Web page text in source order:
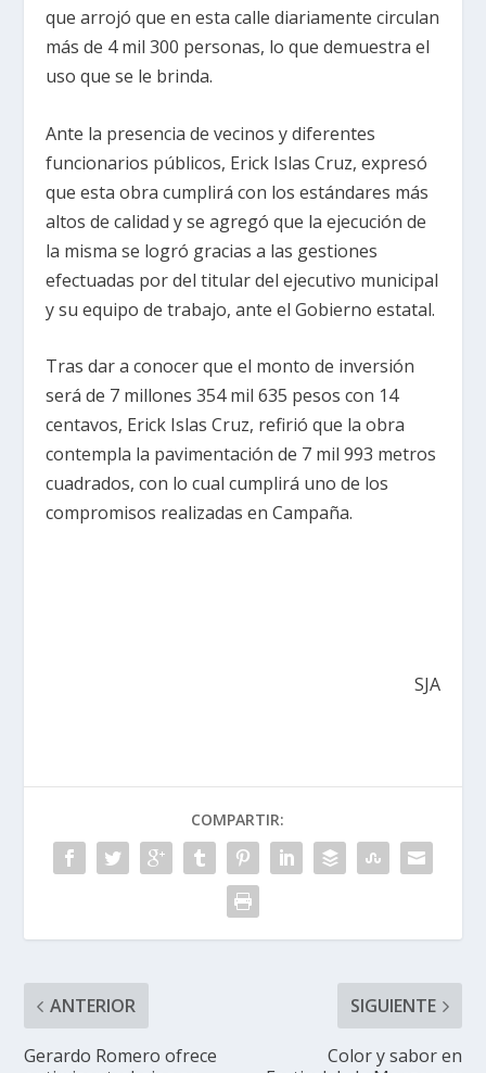
que arrojó que en esta calle diariamente circulan
más de 4 mil 300 personas, lo que demuestra el
uso que se le brinda.
Ante la presencia de vecinos y diferentes
funcionarios públicos, Erick Islas Cruz, expresó
que esta obra cumplirá con los estándares más
altos de calidad y se agregó que la ejecución de
la misma se logró gracias a las gestiones
efectuadas por del titular del ejecutivo municipal
y su equipo de trabajo, ante el Gobierno estatal.
Tras dar a conocer que el monto de inversión
será de 7 millones 354 mil 635 pesos con 14
centavos, Erick Islas Cruz, refirió que la obra
contempla la pavimentación de 7 mil 993 metros
cuadrados, con lo cual cumplirá uno de los
compromisos realizadas en Campaña.
SJA
COMPARTIR:
ANTERIOR
Gerardo Romero ofrece
SIGUIENTE
Color y sabor en